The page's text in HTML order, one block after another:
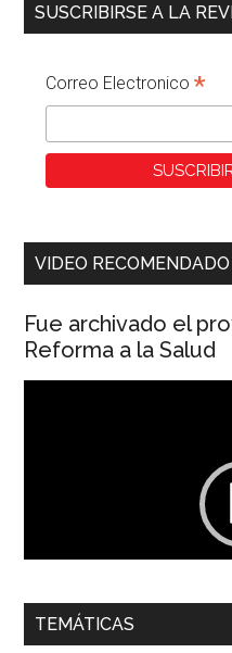
SUSCRIBIRSE A LA
Correo Electronico*
VIDEO RECOMENDADO
Fue archivado el
Reforma a la Salud
00:00
Dra. Carolina Corcho Mejía,
TEMÁTICAS